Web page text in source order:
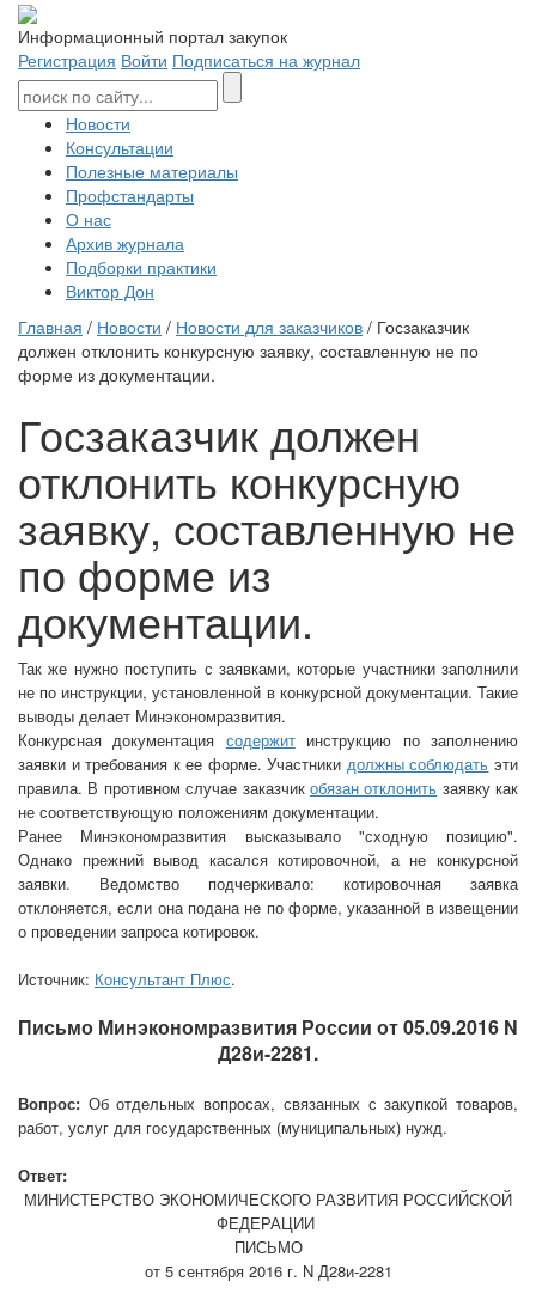
Информационный портал закупок
Регистрация Войти Подписаться на журнал
Новости
Консультации
Полезные материалы
Профстандарты
О нас
Архив журнала
Подборки практики
Виктор Дон
Главная / Новости / Новости для заказчиков / Госзаказчик
должен отклонить конкурсную заявку, составленную не по
форме из документации.
Госзаказчик должен
отклонить конкурсную
заявку, составленную не
по форме из
документации.
Так же нужно поступить с заявками, которые участники заполнили
не по инструкции, установленной в конкурсной документации. Такие
выводы делает Минэкономразвития.
Конкурсная документация содержитинструкцию по заполнению
заявки и требования к ее форме. Участники должны соблюдать эти
правила. В противном случае заказчик обязан отклонить заявку как
не соответствующую положениям документации.
Ранее Минэкономразвития высказывало
сходную позицию .
Однако прежний вывод касался котировочной, а не конкурсной
заявки. Ведомство подчеркивало: котировочная заявка
отклоняется, если она подана не по форме, указанной в извещении
о проведении запроса котировок.
Источник: Консультант Плюс.
Письмо Минэкономразвития России от 05.09.2016 N
Д28и-2281.
Вопрос: Об отдельных вопросах, связанных с закупкой товаров,
работ, услуг для государственных (муниципальных) нужд.
Ответ:
МИНИСТЕРСТВО ЭКОНОМИЧЕСКОГО РАЗВИТИЯ РОССИЙСКОЙ
ФЕДЕРАЦИИ
ПИСЬМО
от 5 сентября 2016 г. N Д28и-2281